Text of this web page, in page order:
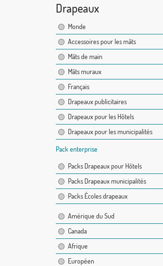
Drapeaux
Monde
Accessoires pour les mâts
Mâts de main
Mâts muraux
Français
Drapeaux publicitaires
Drapeaux pour les Hôtels
Drapeaux pour les municipalités
Pack enterprise
Packs Drapeaux pour Hôtels
Packs Drapeaux municipalités
Packs Écoles drapeaux
Amérique du Sud
Canada
Afrique
Européen